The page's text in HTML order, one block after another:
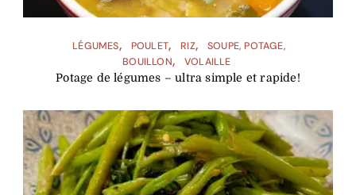
LÉGUMES POULET RIZ
SOUPE, POTAGE,
BOUILLON
VOLAILLE
Potage de légumes – ultra simple et rapide!